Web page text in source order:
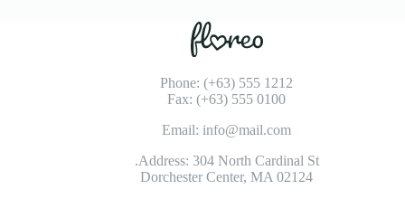
Phone: (+63) 555 1212
Fax: (+63) 555 0100
Email: info@mail.com
Address: 304 North Cardinal St.
Dorchester Center, MA 02124